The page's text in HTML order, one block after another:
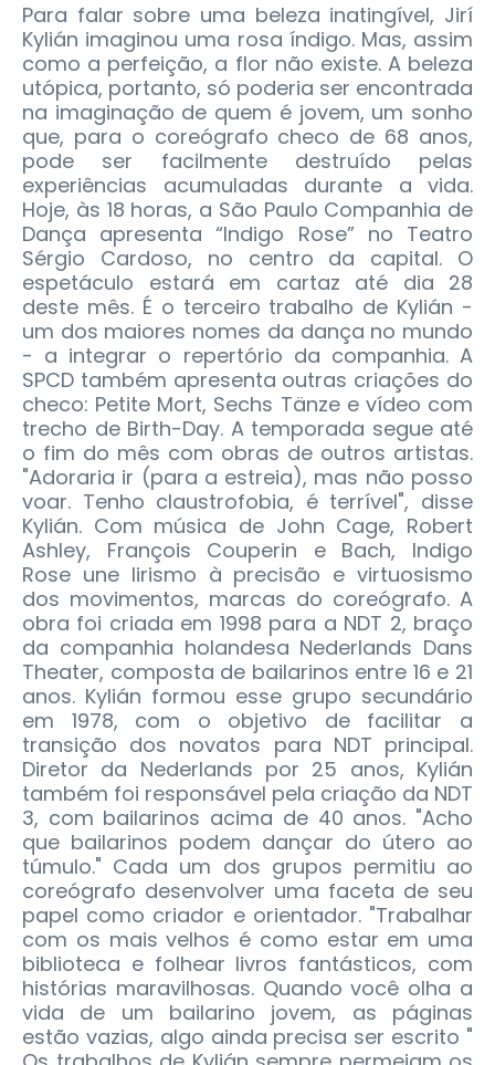
Para falar sobre uma beleza inatingível, Jirí
Kylián imaginou uma rosa índigo. Mas, assim
como a perfeição, a flor não existe. A beleza
utópica, portanto, só poderia ser encontrada
na imaginação de quem é jovem, um sonho
que, para o coreógrafo checo de 68 anos,
pode ser facilmente destruído pelas
experiências acumuladas durante a vida.
Hoje, às 18 horas, a São Paulo Companhia de
Dança apresenta “Indigo Rose” no Teatro
Sérgio Cardoso, no centro da capital. O
espetáculo estará em cartaz até dia 28
deste mês. É o terceiro trabalho de Kylián -
um dos maiores nomes da dança no mundo
- a integrar o repertório da companhia. A
SPCD também apresenta outras criações do
checo: Petite Mort, Sechs Tänze e vídeo com
trecho de Birth-Day. A temporada segue até
o fim do mês com obras de outros artistas.
"Adoraria ir (para a estreia), mas não posso
voar. Tenho claustrofobia, é terrível", disse
Kylián. Com música de John Cage, Robert
Ashley, François Couperin e Bach, Indigo
Rose une lirismo à precisão e virtuosismo
dos movimentos, marcas do coreógrafo. A
obra foi criada em 1998 para a NDT 2, braço
da companhia holandesa Nederlands Dans
Theater, composta de bailarinos entre 16 e 21
anos. Kylián formou esse grupo secundário
em 1978, com o objetivo de facilitar a
transição dos novatos para NDT principal.
Diretor da Nederlands por 25 anos, Kylián
também foi responsável pela criação da NDT
3, com bailarinos acima de 40 anos. "Acho
que bailarinos podem dançar do útero ao
túmulo." Cada um dos grupos permitiu ao
coreógrafo desenvolver uma faceta de seu
papel como criador e orientador. "Trabalhar
com os mais velhos é como estar em uma
biblioteca e folhear livros fantásticos, com
histórias maravilhosas. Quando você olha a
vida de um bailarino jovem, as páginas
estão vazias, algo ainda precisa ser escrito "